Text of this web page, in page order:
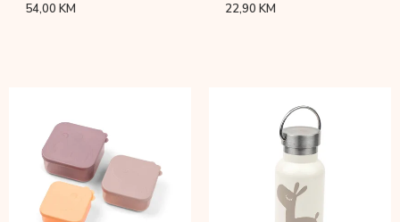
54,00KM 22,90KM